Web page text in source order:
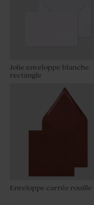
Jolie enveloppe blanche
rectangle
Enveloppe carrée rouille